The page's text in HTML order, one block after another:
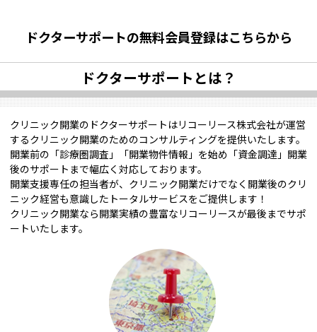
ドクターサポートの無料会員登録はこちらから
ドクターサポートとは？
クリニック開業のドクターサポートはリコーリース株式会社が運営
するクリニック開業のためのコンサルティングを提供いたします。
開業前の「診療圏調査」「開業物件情報」を始め「資金調達」開業
後のサポートまで幅広く対応しております。
開業支援専任の担当者が、クリニック開業だけでなく開業後のクリ
ニック経営も意識したトータルサービスをご提供します！
クリニック開業なら開業実績の豊富なリコーリースが最後までサポ
ートいたします。